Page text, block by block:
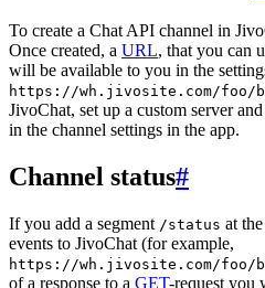
To create a Chat API channel in
Once created, a URL, that you can
will be available to you in the
https://wh.jivosite.com/foo/
JivoChat, set up a custom server
in the channel settings in the app.
Channel status#
If you add a segment /status at
events to JivoChat (for example,
https://wh.jivosite.com/foo/
of a response to a GET-request you